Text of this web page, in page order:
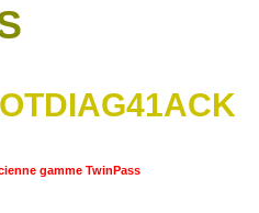
gamme TwinPass